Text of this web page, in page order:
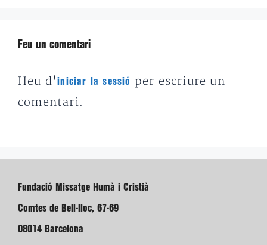
Feu un comentari
Heu d'iniciar la sessió
per escriure un
comentari.
Fundació Missatge Humà i Cristià
Comtes de Bell-lloc, 67-69
08014 Barcelona